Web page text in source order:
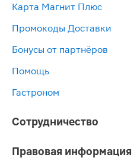
Карта Магнит Плюс
Промокоды Доставки
Бонусы от партнёров
Помощь
Гастроном
Сотрудничество
Правовая информация